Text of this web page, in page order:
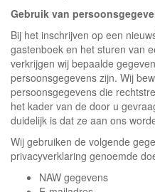
Gebruik van
Bij het inschrijven op een
gastenboek en het sturen van
verkrijgen wij bepaalde
persoonsgegevens zijn. Wij
persoonsgegevens die
het kader van de door u
duidelijk is dat ze aan ons
Wij gebruiken de volgende
privacyverklaring genoemde
NAW gegevens